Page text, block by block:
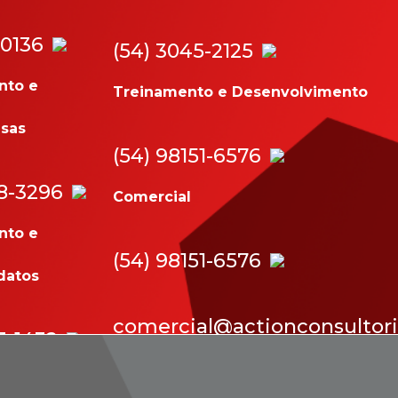
e
3296
e
1432
(54) 3045-2125
Treinamento e Desenvolvimento
(54) 98151-6576
Comercial
(54) 98151-6576